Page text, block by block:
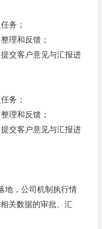
务；
理和反馈；
交客户意见与汇报进
务；
理和反馈；
交客户意见与汇报进
地，公司机制执行情
关数据的审批、汇